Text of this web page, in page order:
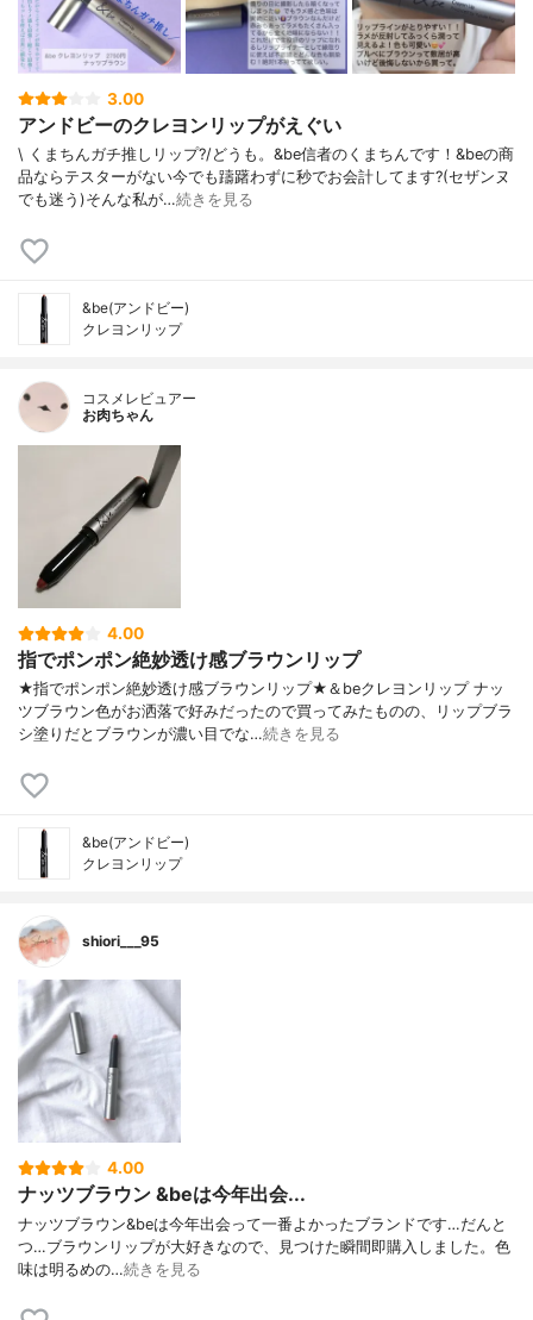
3.00
アンドビーのクレヨンリップがえぐい
\ くまちんガチ推しリップ?/どうも。&be信者のくまちんです！&beの商
品ならテスターがない今でも躊躇わずに秒でお会計してます?(セザンヌ
でも迷う)そんな私が…続きを見る
&be(アンドビー)
クレヨンリップ
コスメレビュアー
お肉ちゃん
4.00
指でポンポン絶妙透け感ブラウンリップ
★指でポンポン絶妙透け感ブラウンリップ★＆beクレヨンリップ ナッ
ツブラウン色がお洒落で好みだったので買ってみたものの、リップブラ
シ塗りだとブラウンが濃い目でな…続きを見る
&be(アンドビー)
クレヨンリップ
shiori___95
4.00
ナッツブラウン &beは今年出会...
ナッツブラウン&beは今年出会って一番よかったブランドです…だんと
つ…ブラウンリップが大好きなので、見つけた瞬間即購入しました。色
味は明るめの…続きを見る